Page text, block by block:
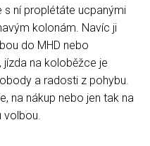
s ní proplétáte ucpanými
kolonám. Navíc ji
do MHD nebo
jízda na koloběžce je
a radosti z pohybu.
na nákup nebo jen tak na